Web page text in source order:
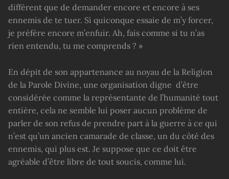
différent que de demander encore et encore à ses
ennemis de te tuer. Si quiconque essaie de m’y forcer,
je préfère encore m’enfuir. Ah, fais comme si tu n’as
rien entendu, tu me comprends ? »
En dépit de son appartenance au noyau de la Religion
de la Parole Divine, une organisation digne d’être
considérée comme la représentante de l’humanité tout
entière, cela ne semble lui poser aucun problème de
parler de son refus de prendre part à la guerre à ce qui
n’est qu’un ancien camarade de classe, un du côté des
ennemis, qui plus est. Je suppose que ce doit être
agréable d’être libre de tout soucis, comme lui.